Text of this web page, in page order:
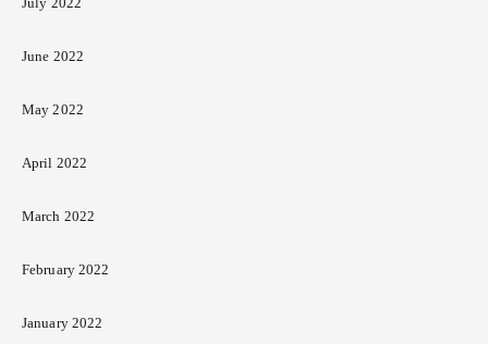
June 2022
May 2022
April 2022
March 2022
February 2022
January 2022